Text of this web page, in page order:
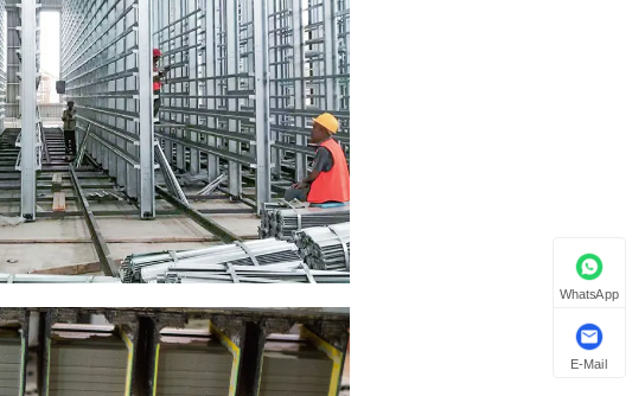
WhatsApp
E-Mail